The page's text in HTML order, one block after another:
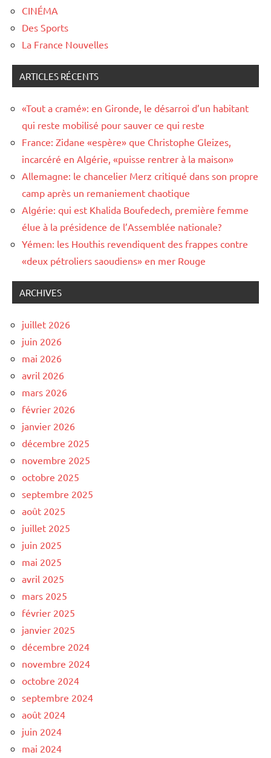
CINÉMA
Des Sports
La France Nouvelles
ARTICLES RÉCENTS
«Tout a cramé»: en Gironde, le désarroi d’un habitant
qui reste mobilisé pour sauver ce qui reste
France: Zidane «espère» que Christophe Gleizes,
incarcéré en Algérie, «puisse rentrer à la maison»
Allemagne: le chancelier Merz critiqué dans son propre
camp après un remaniement chaotique
Algérie: qui est Khalida Boufedech, première femme
élue à la présidence de l’Assemblée nationale?
Yémen: les Houthis revendiquent des frappes contre
«deux pétroliers saoudiens» en mer Rouge
ARCHIVES
juillet 2026
juin 2026
mai 2026
avril 2026
mars 2026
février 2026
janvier 2026
décembre 2025
novembre 2025
octobre 2025
septembre 2025
août 2025
juillet 2025
juin 2025
mai 2025
avril 2025
mars 2025
février 2025
janvier 2025
décembre 2024
novembre 2024
octobre 2024
septembre 2024
août 2024
juin 2024
mai 2024